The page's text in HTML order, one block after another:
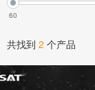
60
共找到 2 个产品